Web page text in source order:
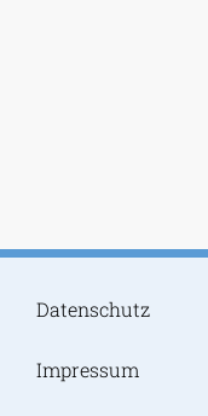
Datenschutz
Impressum